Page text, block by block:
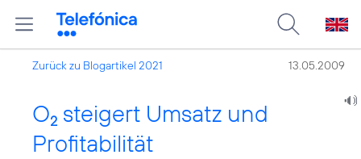
Zurück zu Blogartikel 2021 13.05.2009
O2 steigert Umsatz und
Profitabilität